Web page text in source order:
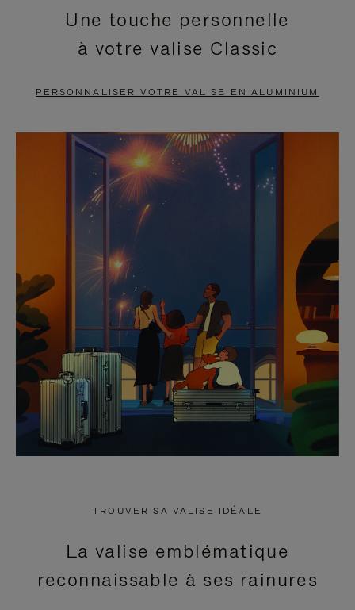
EN
PAUSE,
APPUYEZ
POUR
METTRE
PAUSE
VIDÉO
EST
DÉSACTIVÉ.
CLIQUER
POUR
RÉACTIVER
LE
SON
Une touche personnelle
à votre valise Classic
PERSONNALISER VOTRE VALISE EN ALUMINIUM
TROUVER SA VALISE IDÉALE
La valise emblématique
reconnaissable à ses rainures